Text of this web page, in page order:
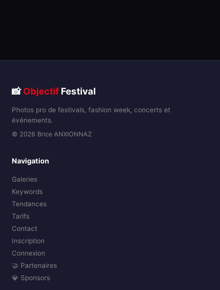
📸Objectif Festival
Photos pro de festivals, fashion week, concerts et
événements.
© 2026 Brice ANXIONNAZ
Navigation
Galeries
Keywords
Tendances
Tarifs
Contact
Inscription
Connexion
🤝 Partenaires
💎 Sponsors